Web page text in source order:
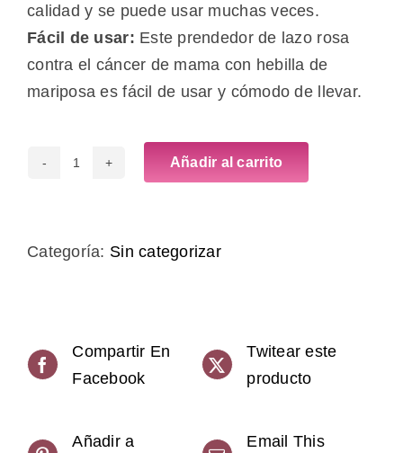
calidad y se puede usar muchas veces.
Fácil de usar: Este prendedor de lazo rosa
contra el cáncer de mama con hebilla de
mariposa es fácil de usar y cómodo de llevar.
cantidad
Añadir al carrito
Categoría: Sin categorizar
Compartir En
Facebook
Twitear este
producto
Añadir a Email This